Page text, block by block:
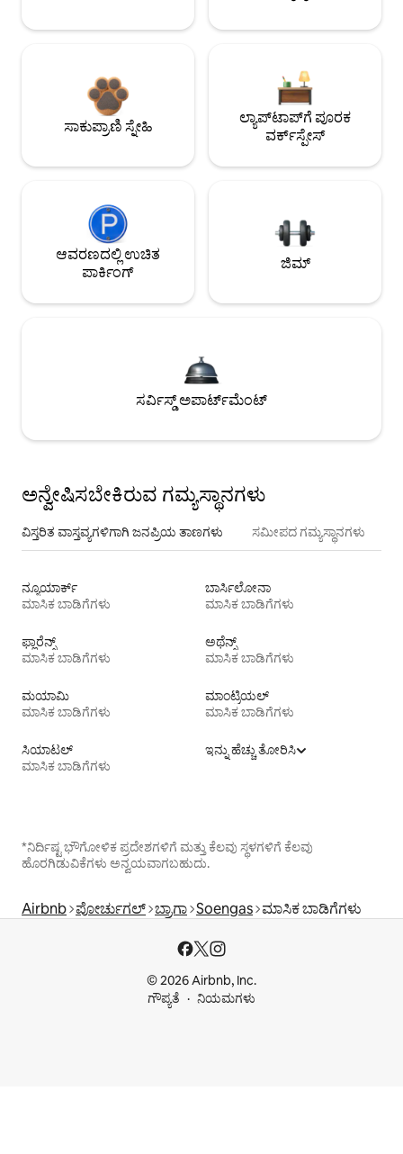
ಸಾಕುಪ್ರಾಣಿ ಸ್ನೇಹಿ
ಲ್ಯಾಪ್‌ಟಾಪ್‌ಗೆ ಪೂರಕ
ವರ್ಕ್‌ಸ್ಪೇಸ್
ಆವರಣದಲ್ಲಿ ಉಚಿತ
ಪಾರ್ಕಿಂಗ್
ಜಿಮ್
ಸರ್ವಿಸ್ಡ್ ಅಪಾರ್ಟ್‌ಮೆಂಟ್
ಅನ್ವೇಷಿಸಬೇಕಿರುವ ಗಮ್ಯಸ್ಥಾನಗಳು
ವಿಸ್ತರಿತ ವಾಸ್ತವ್ಯಗಳಿಗಾಗಿ ಜನಪ್ರಿಯ ತಾಣಗಳು ಸಮೀಪದ ಗಮ್ಯಸ್ಥಾನಗಳು
ನ್ಯೂಯಾರ್ಕ್
ಮಾಸಿಕ ಬಾಡಿಗೆಗಳು
ಬಾರ್ಸಿಲೋನಾ
ಮಾಸಿಕ ಬಾಡಿಗೆಗಳು
ಫ್ಲಾರೆನ್ಸ್
ಮಾಸಿಕ ಬಾಡಿಗೆಗಳು
ಅಥೆನ್ಸ್
ಮಾಸಿಕ ಬಾಡಿಗೆಗಳು
ಮಯಾಮಿ
ಮಾಸಿಕ ಬಾಡಿಗೆಗಳು
ಮಾಂಟ್ರಿಯಲ್
ಮಾಸಿಕ ಬಾಡಿಗೆಗಳು
ಸಿಯಾಟಲ್
ಮಾಸಿಕ ಬಾಡಿಗೆಗಳು
ಇನ್ನು ಹೆಚ್ಚು ತೋರಿಸಿ
*ನಿರ್ದಿಷ್ಟ ಭೌಗೋಳಿಕ ಪ್ರದೇಶಗಳಿಗೆ ಮತ್ತು ಕೆಲವು ಸ್ಥಳಗಳಿಗೆ ಕೆಲವು
ಹೊರಗಿಡುವಿಕೆಗಳು ಅನ್ವಯವಾಗಬಹುದು.
Airbnb ಪೋರ್ಚುಗಲ್ ಬ್ರಾಗಾ Soengas ಮಾಸಿಕ ಬಾಡಿಗೆಗಳು
© 2026 Airbnb, Inc.
ಗೌಪ್ಯತೆ
ನಿಯಮಗಳು